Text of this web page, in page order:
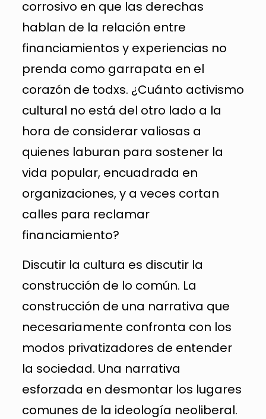
corrosivo en que las derechas
hablan de la relación entre
financiamientos y experiencias no
prenda como garrapata en el
corazón de todxs. ¿Cuánto activismo
cultural no está del otro lado a la
hora de considerar valiosas a
quienes laburan para sostener la
vida popular, encuadrada en
organizaciones, y a veces cortan
calles para reclamar
financiamiento?
Discutir la cultura es discutir la
construcción de lo común. La
construcción de una narrativa que
necesariamente confronta con los
modos privatizadores de entender
la sociedad. Una narrativa
esforzada en desmontar los lugares
comunes de la ideología neoliberal.